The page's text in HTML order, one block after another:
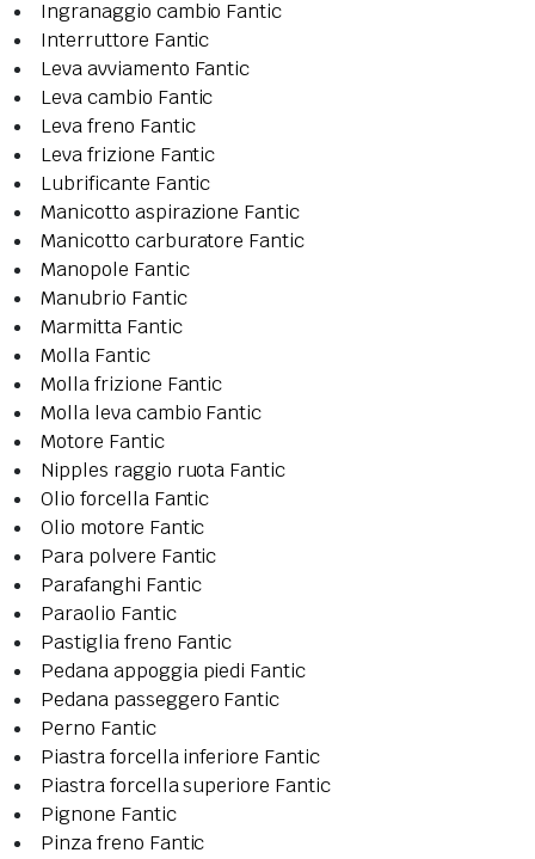
Ingranaggio cambio Fantic
Interruttore Fantic
Leva avviamento Fantic
Leva cambio Fantic
Leva freno Fantic
Leva frizione Fantic
Lubrificante Fantic
Manicotto aspirazione Fantic
Manicotto carburatore Fantic
Manopole Fantic
Manubrio Fantic
Marmitta Fantic
Molla Fantic
Molla frizione Fantic
Molla leva cambio Fantic
Motore Fantic
Nipples raggio ruota Fantic
Olio forcella Fantic
Olio motore Fantic
Para polvere Fantic
Parafanghi Fantic
Paraolio Fantic
Pastiglia freno Fantic
Pedana appoggia piedi Fantic
Pedana passeggero Fantic
Perno Fantic
Piastra forcella inferiore Fantic
Piastra forcella superiore Fantic
Pignone Fantic
Pinza freno Fantic